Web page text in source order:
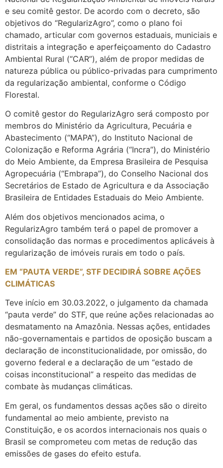
e seu comitê gestor. De acordo com o decreto, são
objetivos do “RegularizAgro”, como o plano foi
chamado, articular com governos estaduais, municiais e
distritais a integração e aperfeiçoamento do Cadastro
Ambiental Rural (“CAR”), além de propor medidas de
natureza pública ou público-privadas para cumprimento
da regularização ambiental, conforme o Código
Florestal.
O comitê gestor do RegularizAgro será composto por
membros do Ministério da Agricultura, Pecuária e
Abastecimento (“MAPA”), do Instituto Nacional de
Colonização e Reforma Agrária (“Incra”), do Ministério
do Meio Ambiente, da Empresa Brasileira de Pesquisa
Agropecuária (“Embrapa”), do Conselho Nacional dos
Secretários de Estado de Agricultura e da Associação
Brasileira de Entidades Estaduais do Meio Ambiente.
Além dos objetivos mencionados acima, o
RegularizAgro também terá o papel de promover a
consolidação das normas e procedimentos aplicáveis à
regularização de imóveis rurais em todo o país.
EM “PAUTA VERDE”, STF DECIDIRÁ SOBRE AÇÕES
CLIMÁTICAS
Teve início em 30.03.2022, o julgamento da chamada
“pauta verde” do STF, que reúne ações relacionadas ao
desmatamento na Amazônia. Nessas ações, entidades
não-governamentais e partidos de oposição buscam a
declaração de inconstitucionalidade, por omissão, do
governo federal e a declaração de um “estado de
coisas inconstitucional” a respeito das medidas de
combate às mudanças climáticas.
Em geral, os fundamentos dessas ações são o direito
fundamental ao meio ambiente, previsto na
Constituição, e os acordos internacionais nos quais o
Brasil se comprometeu com metas de redução das
emissões de gases do efeito estufa.